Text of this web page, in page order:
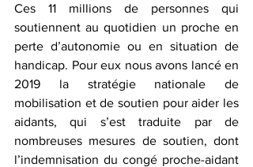
Ces 11 millions de personnes qui
soutiennent au quotidien un proche en
perte d’autonomie ou en situation de
handicap. Pour eux nous avons lancé en
2019 la stratégie nationale de
mobilisation et de soutien pour aider les
aidants, qui s’est traduite par de
nombreuses mesures de soutien, dont
l’indemnisation du congé proche-aidant